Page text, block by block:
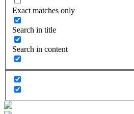
Exact matches only
Search in title
Search in content